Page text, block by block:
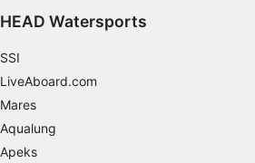
HEAD Watersports
SSI
LiveAboard.com
Mares
Aqualung
Apeks